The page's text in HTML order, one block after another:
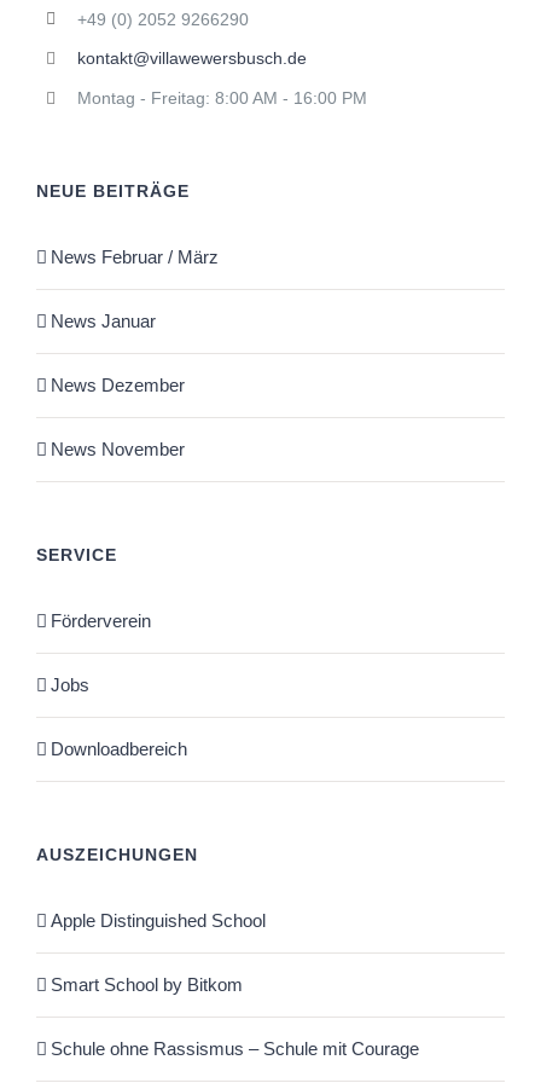
+49 (0) 2052 9266290
kontakt@villawewersbusch.de
Montag - Freitag: 8:00 AM - 16:00 PM
NEUE BEITRÄGE
News Februar / März
News Januar
News Dezember
News November
SERVICE
Förderverein
Jobs
Downloadbereich
AUSZEICHUNGEN
Apple Distinguished School
Smart School by Bitkom
Schule ohne Rassismus – Schule mit Courage